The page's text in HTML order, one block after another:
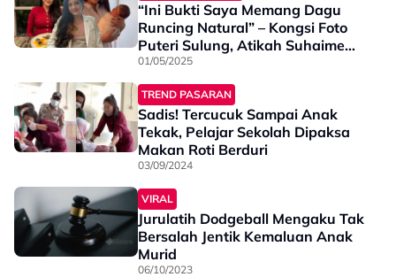
“Ini Bukti Saya Memang Dagu
Runcing Natural” – Kongsi Foto
Puteri Sulung, Atikah Suhaime
Nafi Jalani Prosedur Kecantikan
Ketika Hamil
01/05/2025
TREND PASARAN
Sadis! Tercucuk Sampai Anak
Tekak, Pelajar Sekolah Dipaksa
Makan Roti Berduri
03/09/2024
VIRAL
Jurulatih Dodgeball Mengaku Tak
Bersalah Jentik Kemaluan Anak
Murid
06/10/2023